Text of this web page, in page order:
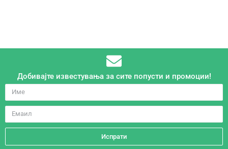
Добивајте известувања за сите попусти и промоции!
Испрати